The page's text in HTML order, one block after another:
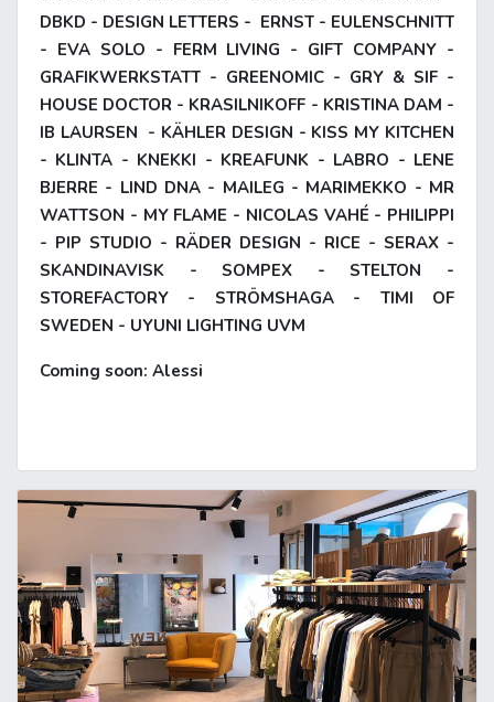
DBKD - DESIGN LETTERS - ERNST - EULENSCHNITT
- EVA SOLO - FERM LIVING - GIFT COMPANY -
GRAFIKWERKSTATT - GREENOMIC - GRY & SIF -
HOUSE DOCTOR - KRASILNIKOFF - KRISTINA DAM -
IB LAURSEN - KÄHLER DESIGN - KISS MY KITCHEN
- KLINTA - KNEKKI - KREAFUNK - LABRO - LENE
BJERRE - LIND DNA - MAILEG - MARIMEKKO - MR
WATTSON - MY FLAME - NICOLAS VAHÉ - PHILIPPI
- PIP STUDIO - RÄDER DESIGN - RICE - SERAX -
SKANDINAVISK - SOMPEX - STELTON -
STOREFACTORY - STRÖMSHAGA - TIMI OF
SWEDEN - UYUNI LIGHTING UVM
Coming soon: Alessi